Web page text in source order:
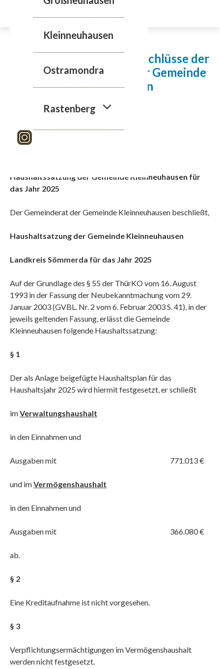
Kleinneuhausen
Ostramondra
Rastenberg
Bekanntmachung der Beschlüsse der
Gemeinderatssitzung der Gemeinde
Kleinneuhausen
Haushaltssatzung der Gemeinde Kleinneuhausen für
das Jahr 2025
Der Gemeinderat der Gemeinde Kleinneuhausen beschließt,
Haushaltsatzung der Gemeinde Kleinneuhausen
Landkreis Sömmerda für das Jahr 2025
Auf der Grundlage des § 55 der ThürKO vom 16. August
1993 in der Fassung der Neubekanntmachung vom 29.
Januar 2003 (GVBL. Nr. 2 vom 6. Februar 2003 S. 41), in der
jeweils geltenden Fassung, erlässt die Gemeinde
Kleinneuhausen folgende Haushaltssatzung:
§ 1
Der als Anlage beigefügte Haushaltsplan für das
Haushaltsjahr 2025 wird hiermit festgesetzt, er schließt
imVerwaltungshaushalt
in den Einnahmen und
Ausgaben mit 771.013 €
und imVermögenshaushalt
in den Einnahmen und
Ausgaben mit 366.080 €
ab.
§ 2
Eine Kreditaufnahme ist nicht vorgesehen.
§ 3
Verpflichtungsermächtigungen im Vermögenshaushalt
werden nicht festgesetzt.